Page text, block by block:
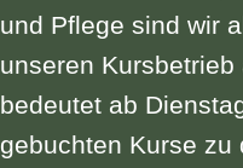
und Pflege sind wir
unseren
bedeutet ab
gebuchten Kurse zu